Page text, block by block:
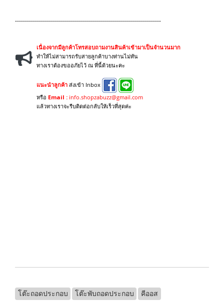
-------------------------------------------------------------------------
เนื่องจากมีลูกค้าโทรสอบถามงานสินค้าเข้ามาเป็นจำนวนมาก
ทำให้ไม่สามารถรับสายลูกค้าบางท่านไม่ทัน
ทางเราต้องขออภัยไว้ ณ ที่นี้ด้วยนะคะ
แนะนำลูกค้า ส่งเข้า Inbox
หรือ Email : info.shopzabuzz@gmail.com
แล้วทางเราจะรีบติดต่อกลับให้เร็วที่สุดค่ะ
โต๊ะถอดประกอบ โต๊ะพับถอดประกอบ
คีออส